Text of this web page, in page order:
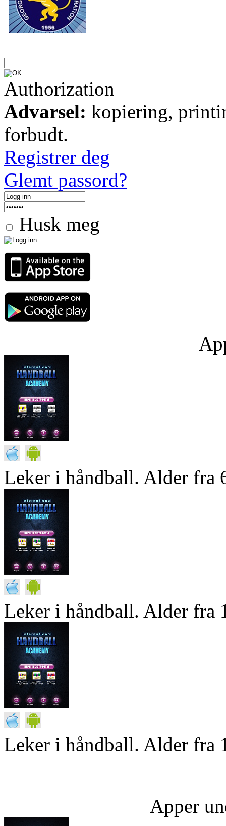
Authorization
Advarsel: kopiering,
forbudt.
Registrer deg
Glemt passord?
Husk meg
Leker i håndball. Alder fra
Leker i håndball. Alder fra
Leker i håndball. Alder fra
Apper